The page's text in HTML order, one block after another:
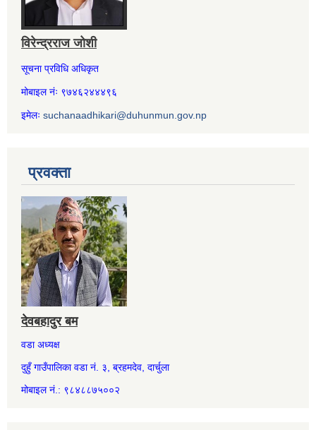
विरेन्द्रराज जोशी
सूचना प्रविधि अधिकृत
मोबाइल नंः ९७४६२४४४९६
इमेलः suchanaadhikari@duhunmun.gov.np
प्रवक्ता
देवबहादुर बम
वडा अध्यक्ष
दुहुँ गाउँपालिका वडा नं. ३, ब्रहमदेव, दार्चुला
मोबाइल नं.: ९८४८८७५००२